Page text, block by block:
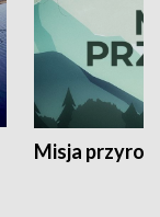
Misja